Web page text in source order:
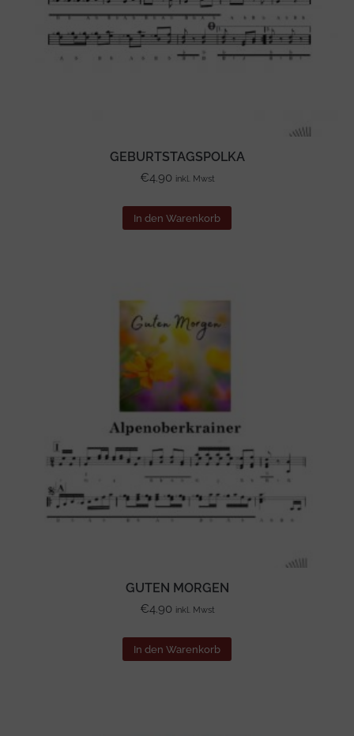
GEBURTSTAGSPOLKA
€4.90 inkl. Mwst
In den Warenkorb
GUTEN MORGEN
€4.90 inkl. Mwst
In den Warenkorb